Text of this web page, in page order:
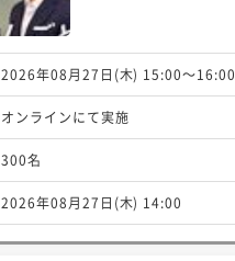
2026年08月27日(木) 15:00〜16:00
オンラインにて実施
300名
2026年08月27日(木) 14:00